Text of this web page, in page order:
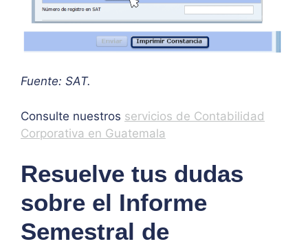
Fuente: SAT.
Consulte nuestros servicios de Contabilidad
Corporativa en Guatemala
Resuelve tus dudas
sobre el Informe
Semestral de